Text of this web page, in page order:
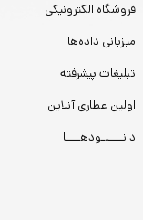
فروشگاه الکترونیکی
میزبانی داده‌ها
تبلیغات پیشرفته
اولین عطاری آنلاین
دانــــلـودهــــا